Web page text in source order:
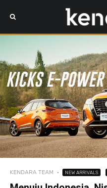
KENDARA TEAM · NEW ARRIVALS